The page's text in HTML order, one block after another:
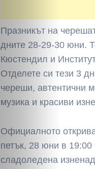
Празникът на
дните 28-29-30 юни.
Кюстендил и
Отделете си тези 3
череши, автентични
музика и красиви
Официалното
петък, 28 юни в 19:00
сладоледена